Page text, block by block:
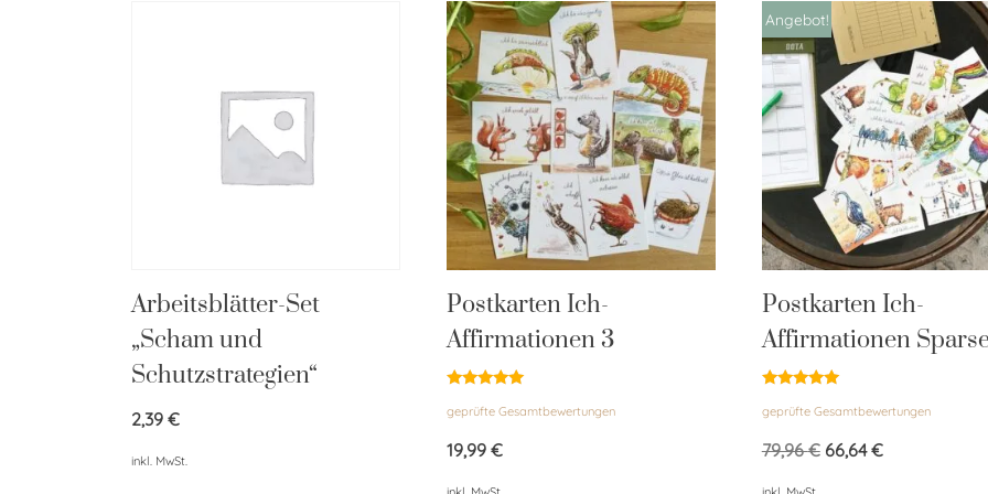
Arbeitsblätter-Set
„Scham und
Schutzstrategien“
2,39 €
inkl. MwSt.
Postkarten Ich-
Affirmationen 3
mit
von 5
geprüfte Gesamtbewertungen
19,99 €
Angebot!
Postkarten Ich-
Affirmationen
mit
von 5
geprüfte Gesamtbewertungen
79,96€ 66,64€